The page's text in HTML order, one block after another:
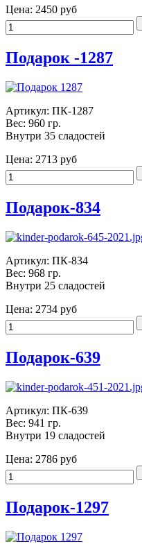
Цена: 2450 руб
Подарок -1287
Артикул: ПК-1287
Вес: 960 гр.
Внутри 35 сладостей
Цена: 2713 руб
Подарок-834
Артикул: ПК-834
Вес: 968 гр.
Внутри 25 сладостей
Цена: 2734 руб
Подарок-639
Артикул: ПК-639
Вес: 941 гр.
Внутри 19 сладостей
Цена: 2786 руб
Подарок-1297